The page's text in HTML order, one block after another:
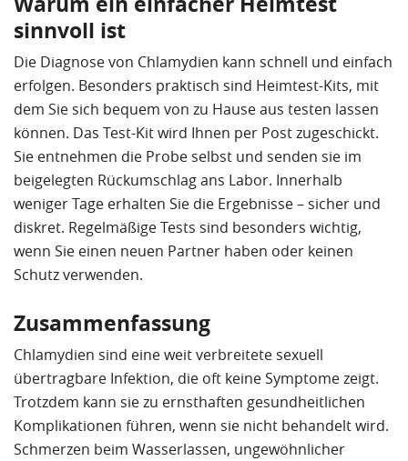
sinnvoll ist
Die Diagnose von Chlamydien kann schnell und einfach
erfolgen. Besonders praktisch sind Heimtest-Kits, mit
dem Sie sich bequem von zu Hause aus testen lassen
können. Das Test-Kit wird Ihnen per Post zugeschickt.
Sie entnehmen die Probe selbst und senden sie im
beigelegten Rückumschlag ans Labor. Innerhalb
weniger Tage erhalten Sie die Ergebnisse – sicher und
diskret. Regelmäßige Tests sind besonders wichtig,
wenn Sie einen neuen Partner haben oder keinen
Schutz verwenden.
Zusammenfassung
Chlamydien sind eine weit verbreitete sexuell
übertragbare Infektion, die oft keine Symptome zeigt.
Trotzdem kann sie zu ernsthaften gesundheitlichen
Komplikationen führen, wenn sie nicht behandelt wird.
Schmerzen beim Wasserlassen, ungewöhnlicher